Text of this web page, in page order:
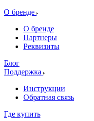
О бренде
О бренде
Партнеры
Реквизиты
Блог
Поддержка
Инструкции
Обратная связь
Где купить